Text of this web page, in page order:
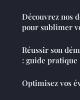
Découvrez nos
pour sublimer
Réussir son
: guide pratique
Optimisez vos